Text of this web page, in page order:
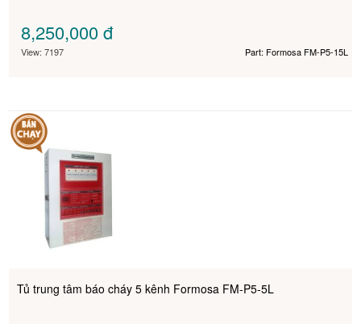
8,250,000đ
View: 7197 Part: Formosa FM-P5-15L
Tủ trung tâm báo cháy 5 kênh Formosa FM-P5-5L